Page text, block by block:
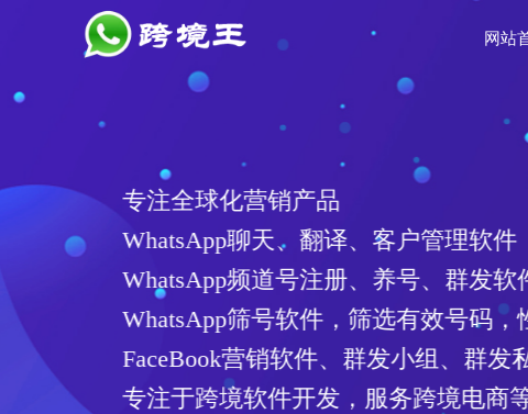
网站
专注全球化营销产品
WhatsApp聊天、翻译、客户管理软件
WhatsApp频道号注册、养号、群发
WhatsApp筛号软件，筛选有效号码
FaceBook营销软件、群发小组、群
专注于跨境软件开发，服务跨境电